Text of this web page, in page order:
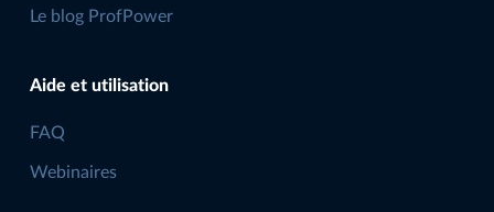
Le blog ProfPower
Aide et utilisation
FAQ
Webinaires